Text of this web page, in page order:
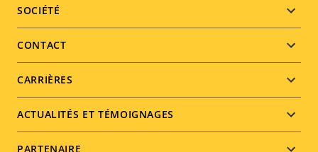
Footer
menu
SOCIÉTÉ
CONTACT
CARRIÈRES
ACTUALITÉS ET TÉMOIGNAGES
PARTENAIRE